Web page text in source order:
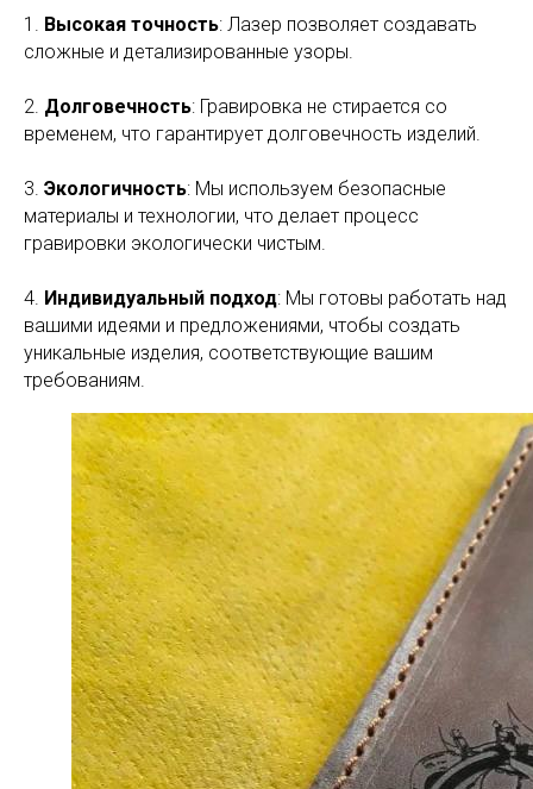
1. Высокая точность: Лазер позволяет создавать
сложные и детализированные узоры.
2. Долговечность: Гравировка не стирается со
временем, что гарантирует долговечность изделий.
3. Экологичность: Мы используем безопасные
материалы и технологии, что делает процесс
гравировки экологически чистым.
4. Индивидуальный подход: Мы готовы работать над
вашими идеями и предложениями, чтобы создать
уникальные изделия, соответствующие вашим
требованиям.